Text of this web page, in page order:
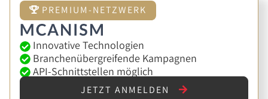
PREMIUM-NETZWERK
Innovative Technologien
Branchenübergreifende Kampagnen
API-Schnittstellen möglich
JETZT ANMELDEN